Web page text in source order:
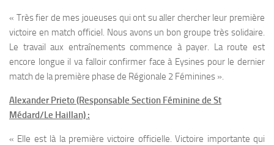
« Très fier de mes joueuses qui ont su aller chercher leur première
victoire en match officiel. Nous avons un bon groupe très solidaire.
Le travail aux entraînements commence à payer. La route est
encore longue il va falloir confirmer face à Eysines pour le dernier
match de la première phase de Régionale 2 Féminines ».
Alexander Prieto (Responsable Section Féminine de St
Médard/Le Haillan) :
« Elle est là la première victoire officielle. Victoire importante qui